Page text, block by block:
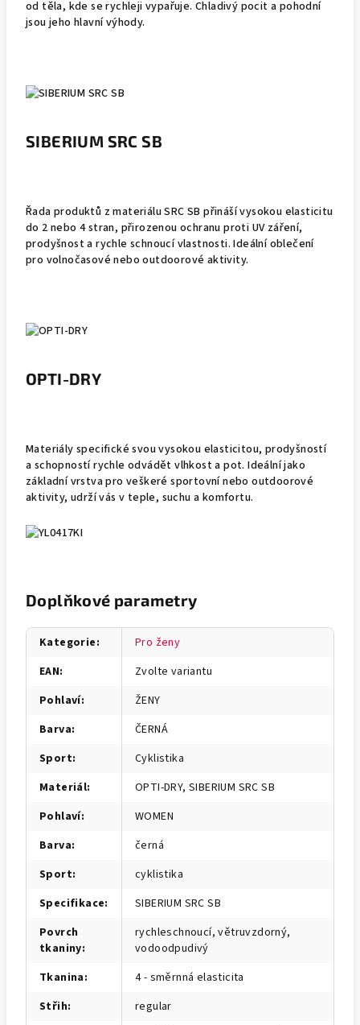
od těla, kde se rychleji vypařuje. Chladivý pocit a pohodní
jsou jeho hlavní výhody.
SIBERIUM SRC SB
Řada produktů z materiálu SRC SB přináší vysokou elasticitu
do 2 nebo 4 stran, přirozenou ochranu proti UV záření,
prodyšnost a rychle schnoucí vlastnosti. Ideální oblečení
pro volnočasové nebo outdoorové aktivity.
OPTI-DRY
Materiály specifické svou vysokou elasticitou, prodyšností
a schopností rychle odvádět vlhkost a pot. Ideální jako
základní vrstva pro veškeré sportovní nebo outdoorové
aktivity, udrží vás v teple, suchu a komfortu.
Doplňkové parametry
Kategorie:
Pro ženy
EAN:
Zvolte variantu
Pohlaví:
ŽENY
Barva:
ČERNÁ
Sport:
Cyklistika
Materiál:
OPTI-DRY, SIBERIUM SRC SB
Pohlaví:
WOMEN
Barva:
černá
Sport:
cyklistika
Specifikace:
SIBERIUM SRC SB
Povrch
tkaniny:
rychleschnoucí, větruvzdorný,
vodoodpudivý
Tkanina:
4 - směrnná elasticita
Střih:
regular